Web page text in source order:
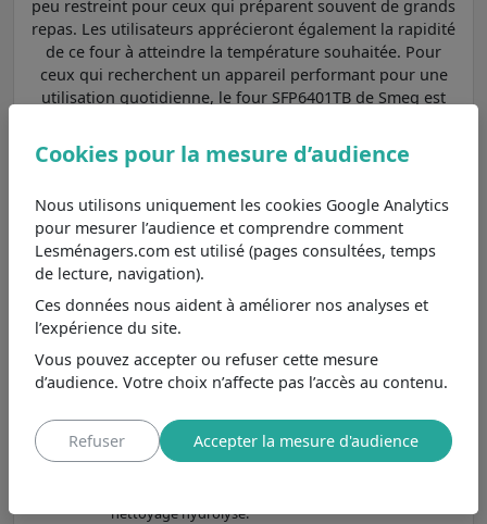
peu restreint pour ceux qui préparent souvent de grands
repas. Les utilisateurs apprécieront également la rapidité
de ce four à atteindre la température souhaitée. Pour
ceux qui recherchent un appareil performant pour une
utilisation quotidienne, le four SFP6401TB de Smeg est
Parmi lesfours encastrables Smeg plus de 70 litres :
principales les plus proches, nous pouvons le comparer
aux modèlesSF6100VB3,SF64M3TVX etVICTORIA
SF6905X1.
Smeg SF6100VB3
Moins cher de 12€
énergétique A et son type de
nettoyage aucun.
Smeg SF64M3TVX
Moins cher de 20€, se différencie
nettoyage hydrolyse.
8,4/10
Cookies pour la mesure d’audience
Nous utilisons uniquement les cookies Google Analytics
pour mesurer l’audience et comprendre comment
Lesménagers.com est utilisé (pages consultées, temps
de lecture, navigation).
Ces données nous aident à améliorer nos analyses et
l’expérience du site.
Vous pouvez accepter ou refuser cette mesure
d’audience. Votre choix n’affecte pas l’accès au contenu.
Refuser Accepter la mesure d'audience